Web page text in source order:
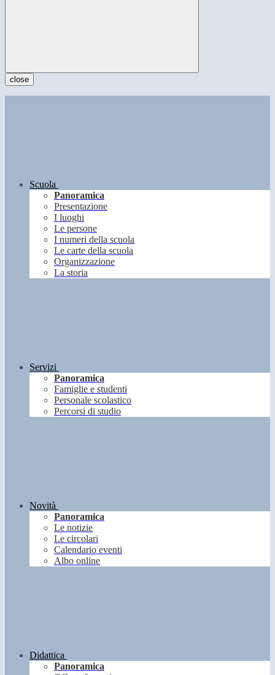
close
Scuola
Panoramica
Presentazione
I luoghi
Le persone
I numeri della scuola
Le carte della scuola
Organizzazione
La storia
Servizi
Panoramica
Famiglie e studenti
Personale scolastico
Percorsi di studio
Novità
Panoramica
Le notizie
Le circolari
Calendario eventi
Albo online
Didattica
Panoramica